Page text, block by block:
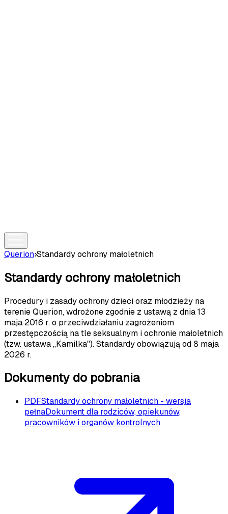
Querion›Standardy ochrony małoletnich
Standardy ochrony małoletnich
Procedury i zasady ochrony dzieci oraz młodzieży na
terenie Querion, wdrożone zgodnie z ustawą z dnia 13
maja 2016 r. o przeciwdziałaniu zagrożeniom
przestępczością na tle seksualnym i ochronie małoletnich
(tzw. ustawa „Kamilka"). Standardy obowiązują od 8 maja
2026 r.
Dokumenty do pobrania
PDFStandardy ochrony małoletnich - wersja
pełnaDokument dla rodziców, opiekunów,
pracowników i organów kontrolnych